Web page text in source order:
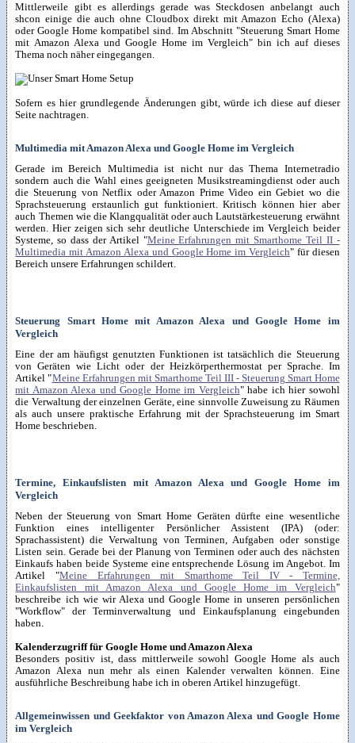
Mittlerweile gibt es allerdings gerade was Steckdosen anbelangt auch
shcon einige die auch ohne Cloudbox direkt mit Amazon Echo (Alexa)
oder Google Home kompatibel sind. Im Abschnitt "Steuerung Smart Home
mit Amazon Alexa und Google Home im Vergleich" bin ich auf dieses
Thema noch näher eingegangen.
Sofern es hier grundlegende Änderungen gibt, würde ich diese auf dieser
Seite nachtragen.
Multimedia mit Amazon Alexa und Google Home im Vergleich
Gerade im Bereich Multimedia ist nicht nur das Thema Internetradio
sondern auch die Wahl eines geeigneten Musikstreamingdienst oder auch
die Steuerung von Netflix oder Amazon Prime Video ein Gebiet wo die
Sprachsteuerung erstaunlich gut funktioniert. Kritisch können hier aber
auch Themen wie die Klangqualität oder auch Lautstärkesteuerung erwähnt
werden. Hier zeigen sich sehr deutliche Unterschiede im Vergleich beider
Systeme, so dass der Artikel "Meine Erfahrungen mit Smarthome Teil II -
Multimedia mit Amazon Alexa und Google Home im Vergleich" für diesen
Bereich unsere Erfahrungen schildert.
Steuerung Smart Home mit Amazon Alexa und Google Home im
Vergleich
Eine der am häufigst genutzten Funktionen ist tatsächlich die Steuerung
von Geräten wie Licht oder der Heizkörperthermostat per Sprache. Im
Artikel "Meine Erfahrungen mit Smarthome Teil III - Steuerung Smart Home
mit Amazon Alexa und Google Home im Vergleich" habe ich hier sowohl
die Verwaltung der einzelnen Geräte, eine sinnvolle Zuweisung zu Räumen
als auch unsere praktische Erfahrung mit der Sprachsteuerung im Smart
Home beschrieben.
Termine, Einkaufslisten mit Amazon Alexa und Google Home im
Vergleich
Neben der Steuerung von Smart Home Geräten dürfte eine wesentliche
Funktion eines intelligenter Persönlicher Assistent (IPA) (oder:
Sprachassistent) die Verwaltung von Terminen, Aufgaben oder sonstige
Listen sein. Gerade bei der Planung von Terminen oder auch des nächsten
Einkaufs haben beide Systeme eine entsprechende Lösung im Angebot. Im
Artikel "Meine Erfahrungen mit Smarthome Teil IV - Termine,
Einkaufslisten mit Amazon Alexa und Google Home im Vergleich"
beschreibe ich wie wir Alexa und Google Home in unseren persönlichen
"Workflow" der Terminverwaltung und Einkaufsplanung eingebunden
haben.
Kalenderzugriff für Google Home und Amazon Alexa
Besonders positiv ist, dass mittlerweile sowohl Google Home als auch
Amazon Alexa nun mehr als einen Kalender verwalten können. Eine
ausführliche Beschreibung habe ich in oberen Artikel hinzugefügt.
Allgemeinwissen und Geekfaktor von Amazon Alexa und Google Home
im Vergleich